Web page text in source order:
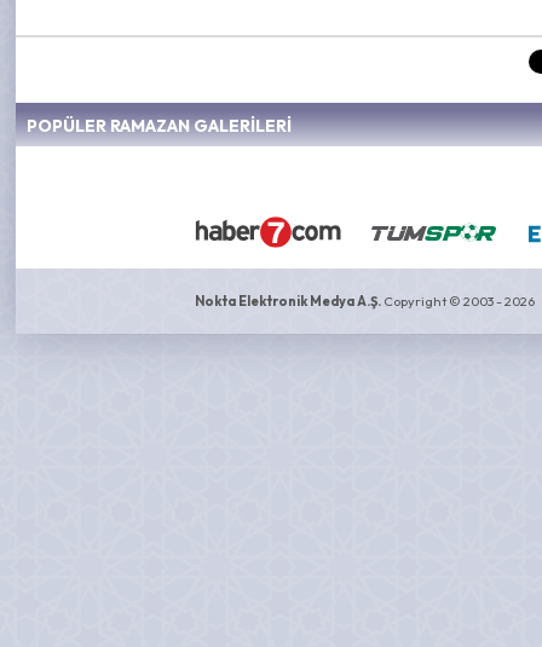
POPÜLER RAMAZAN GALERİLERİ
Nokta Elektronik Medya A.Ş. Copyright © 2003 - 2026